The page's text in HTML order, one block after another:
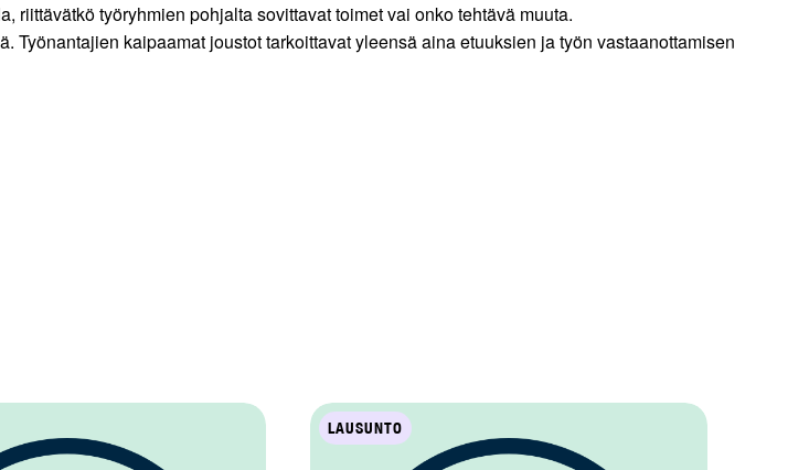
työryhmien pohjalta sovittavat toimet vai onko tehtävä muuta.
kaipaamat joustot tarkoittavat yleensä aina etuuksien ja työn vastaanottamisen
LAUSUNTO